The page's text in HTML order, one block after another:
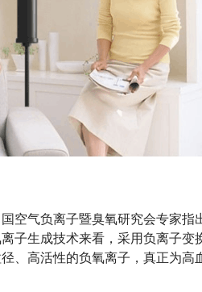
空气负离子暨臭氧研究会专家
子生成技术来看，采用负离子
高活性的负氧离子，真正为高